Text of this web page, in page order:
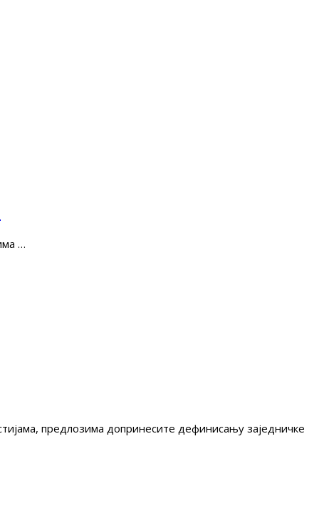
…
предлозима допринесите дефинисању заједничке